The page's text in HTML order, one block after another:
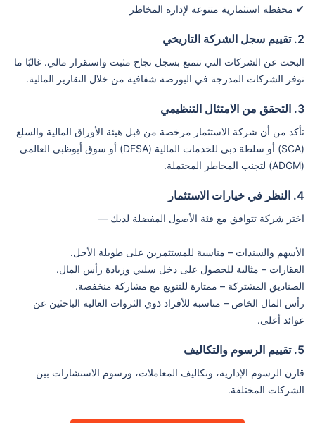
✔ محفظة استثمارية متنوعة لإدارة المخاطر
2. تقييم سجل الشركة التاريخي
البحث عن الشركات التي تتمتع بسجل نجاح مثبت واستقرار مالي. غالبًا ما
توفر الشركات المدرجة في البورصة شفافية من خلال التقارير المالية.
3. التحقق من الامتثال التنظيمي
تأكد من أن شركة الاستثمار مرخصة من قبل هيئة الأوراق المالية والسلع
(SCA) أو سلطة دبي للخدمات المالية (DFSA) أو سوق أبوظبي العالمي
(ADGM) لتجنب المخاطر المحتملة.
4. النظر في خيارات الاستثمار
اختر شركة تتوافق مع فئة الأصول المفضلة لديك —
الأسهم والسندات – مناسبة للمستثمرين على طويلة الأجل.
العقارات – مثالية للحصول على دخل سلبي وزيادة رأس المال.
الصناديق المشتركة – ممتازة للتنويع مع مشاركة منخفضة.
رأس المال الخاص – مناسبة للأفراد ذوي الثروات العالية الباحثين عن
عوائد أعلى.
5. تقييم الرسوم والتكاليف
قارن الرسوم الإدارية، وتكاليف المعاملات، ورسوم الاستشارات بين
الشركات المختلفة.